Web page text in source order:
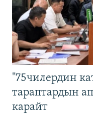
"75чилердин
тараптардын
карайт